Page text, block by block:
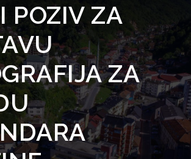
POZIV ZA
ZA